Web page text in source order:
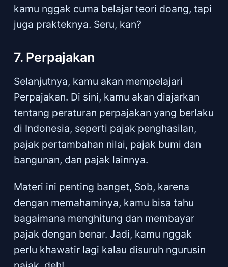
kamu nggak cuma belajar teori doang, tapi
juga prakteknya. Seru, kan?
7. Perpajakan
Selanjutnya, kamu akan mempelajari
Perpajakan. Di sini, kamu akan diajarkan
tentang peraturan perpajakan yang berlaku
di Indonesia, seperti pajak penghasilan,
pajak pertambahan nilai, pajak bumi dan
bangunan, dan pajak lainnya.
Materi ini penting banget, Sob, karena
dengan memahaminya, kamu bisa tahu
bagaimana menghitung dan membayar
pajak dengan benar. Jadi, kamu nggak
perlu khawatir lagi kalau disuruh ngurusin